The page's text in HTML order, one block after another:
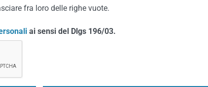
fra loro delle righe vuote.
ai sensi del Dlgs 196/03.